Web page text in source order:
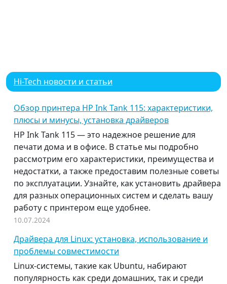
Hi-Tech новости и статьи
Обзор принтера HP Ink Tank 115: характеристики,
плюсы и минусы, установка драйверов
HP Ink Tank 115 — это надежное решение для
печати дома и в офисе. В статье мы подробно
рассмотрим его характеристики, преимущества и
недостатки, а также предоставим полезные советы
по эксплуатации. Узнайте, как установить драйвера
для разных операционных систем и сделать вашу
работу с принтером еще удобнее.
10.07.2024
Драйвера для Linux: установка, использование и
проблемы совместимости
Linux-системы, такие как Ubuntu, набирают
популярность как среди домашних, так и среди